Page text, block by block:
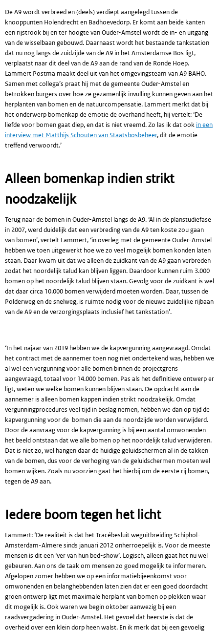
De A9 wordt verbreed en (deels) verdiept aangelegd tussen de
knooppunten Holendrecht en Badhoevedorp. Er komt aan beide kanten
een rijstrook bij en ter hoogte van Ouder-Amstel wordt de in- en uitgang
van de wisselbaan gebouwd. Daarnaast wordt het bestaande tankstation
dat nu nog langs de zuidzijde van de A9 in het Amsterdamse Bos ligt,
verplaatst naar dit deel van de A9 aan de rand van de Ronde Hoep.
Lammert Postma maakt deel uit van het omgevingsteam van A9 BAHO.
Samen met collega’s praat hij met de gemeente Ouder-Amstel en
betrokken burgers over hoe ze gezamenlijk invulling kunnen geven aan het
herplanten van bomen en de natuurcompensatie. Lammert merkt dat bij
het onderwerp bomenkap de emotie de overhand heeft, hij vertelt: ‘De
liefde voor bomen gaat diep, en dat is niet vreemd. Zo las ik dat ook in een
interview met Matthijs Schouten van Staatsbosbeheer, dit de emotie
treffend verwoordt.’
Alleen bomenkap indien strikt
noodzakelijk
Terug naar de bomen in Ouder-Amstel langs de A9. ‘Al in de planstudiefase
in 2007, werd duidelijk dat een verbreding van de A9 ten koste zou gaan
van bomen’, vertelt Lammert, ‘in overleg met de gemeente Ouder-Amstel
hebben we toen uitgewerkt hoe we zo veel mogelijk bomen konden laten
staan. Daar kwam uit dat we alleen de zuidkant van de A9 gaan verbreden
zodat het noordelijk talud kan blijven liggen. Daardoor kunnen ruim 3.000
bomen op het noordelijk talud blijven staan. Gevolg voor de zuidkant is wel
dat daar circa 10.000 bomen verwijderd moeten worden. Daar, tussen de
Polderweg en de snelweg, is ruimte nodig voor de nieuwe zuidelijke rijbaan
van de A9 en de verzorgingsplaats inclusief het tankstation’.
‘In het najaar van 2019 hebben we de kapvergunning aangevraagd. Omdat
het contract met de aannemer toen nog niet ondertekend was, hebben we
al wel een vergunning voor alle bomen binnen de projectgrens
aangevraagd, totaal voor 14.000 bomen. Pas als het definitieve ontwerp er
ligt, weten we welke bomen kunnen blijven staan. De opdracht aan de
aannemer is alleen bomen kappen indien strikt noodzakelijk. Omdat
vergunningprocedures veel tijd in beslag nemen, hebben we dan op tijd de
kapvergunning voor de bomen die aan de noordzijde worden verwijderd.
Door de aanvraag voor de kapvergunning is bij een aantal omwonenden
het beeld ontstaan dat we alle bomen op het noordelijk talud verwijderen.
Dat is niet zo, wel hangen daar de huidige geluidschermen al in de takken
van de bomen, dus voor de verhoging van de geluidschermen moeten wel
bomen wijken. Zoals nu voorzien gaat het hierbij om de eerste rij bomen,
tegen de A9 aan.
Iedere boom tegen het licht
Lammert: ‘De realiteit is dat het Tracébesluit weguitbreiding Schiphol-
Amsterdam-Almere sinds januari 2012 onherroepelijk is. Voor de meeste
mensen is dit een ‘ver van hun bed-show’. Logisch, alleen gaat het nu wel
gebeuren. Aan ons de taak om mensen zo goed mogelijk te informeren.
Afgelopen zomer hebben we op een informatiebijeenkomst voor
omwonenden en belanghebbenden laten zien dat er een goed doordacht
groen ontwerp ligt met maximale herplant van bomen op plekken waar
dit mogelijk is. Ook waren we begin oktober aanwezig bij een
raadsvergadering in Ouder-Amstel. Het gevoel dat heerste is dat de
overheid over een klein dorp heen walst. En ik merk dat bij een gevoelig